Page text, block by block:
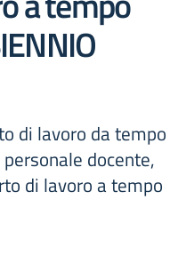
di lavoro da tempo
docente,
di lavoro a tempo